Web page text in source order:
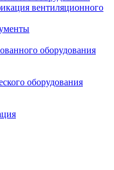
вентиляционного
оборудования
оборудования